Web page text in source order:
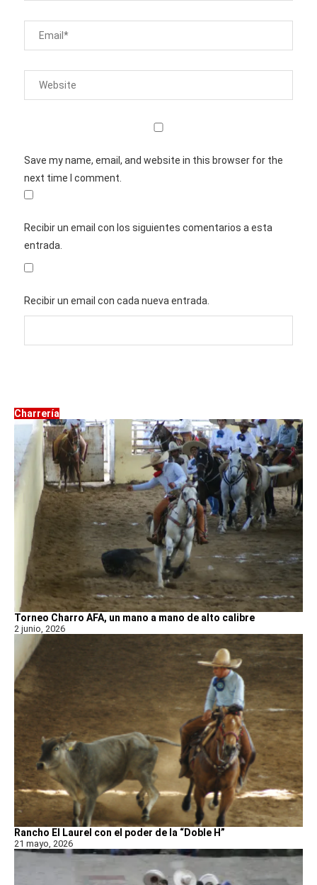
Save my name, email, and website in this browser for the
next time I comment.
Recibir un email con los siguientes comentarios a esta
entrada.
Recibir un email con cada nueva entrada.
Charrería
Torneo Charro AFA, un mano a mano de alto calibre
2 junio, 2026
Rancho El Laurel con el poder de la “Doble H”
21 mayo, 2026